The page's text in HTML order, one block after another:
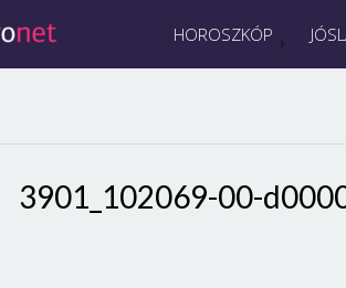
HOROSZKÓP
3901_102069-00-